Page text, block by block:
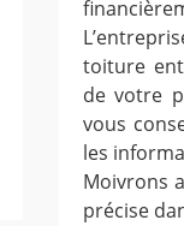
toiture
de votre
vous
les
Moivrons
précise